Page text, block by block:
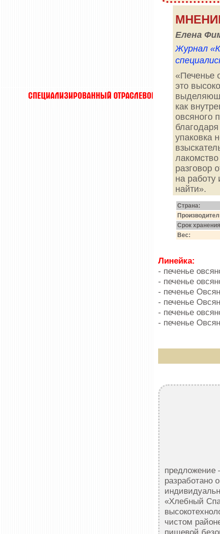
Елена
Журнал
«Печенье
это
как
овсяного
упаковка
разговор
на
найти».
Страна:
Срок
Вес:
Линейка:
- печенье
- печенье
- печенье
- печенье
- печенье
- печенье
предложение
разработано
«Хлебный
чистом
пищевой